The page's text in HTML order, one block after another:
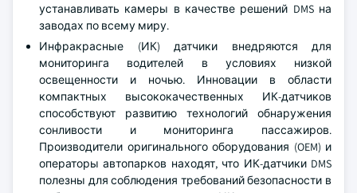
устанавливать камеры в качестве решений DMS на
заводах по всему миру.
Инфракрасные (ИК) датчики внедряются для
мониторинга водителей в условиях низкой
освещенности и ночью. Инновации в области
компактных высококачественных ИК-датчиков
способствуют развитию технологий обнаружения
сонливости и мониторинга пассажиров.
Производители оригинального оборудования (OEM) и
операторы автопарков находят, что ИК-датчики DMS
полезны для соблюдения требований безопасности в